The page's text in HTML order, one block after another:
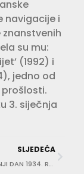
navigacije i
su mu:
(1992) i
jedno od
3. siječnja
SLJEDEĆA
NA DANAŠNJI DAN 1934. Rođen konavoski muzikolog i skladatelj Miho Demović